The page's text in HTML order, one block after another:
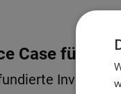
Case für